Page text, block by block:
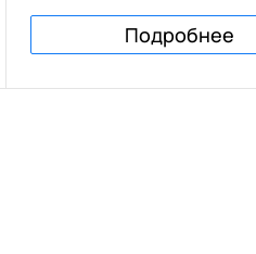
Подробнее